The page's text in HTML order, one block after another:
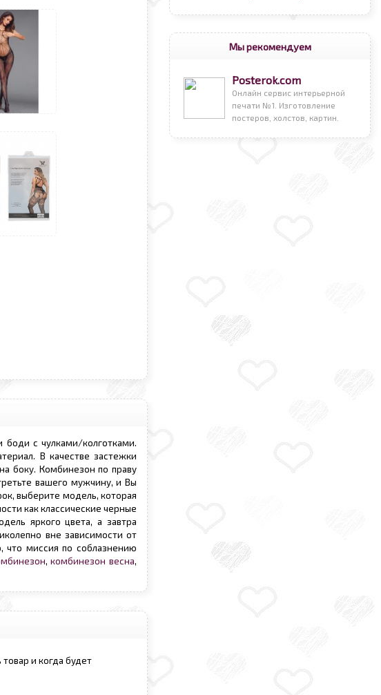
с чулками/колготками.
В качестве застежки
боку. Комбинезон по праву
вашего мужчину, и Вы
выберите модель, которая
как классические черные
яркого цвета, а завтра
вне зависимости от
что миссия по соблазнению
,комбинезон весна,
и когда будет
Мы рекомендуем
Posterok.com
Онлайн сервис интерьерной
печати №1. Изготовление
постеров, холстов, картин.